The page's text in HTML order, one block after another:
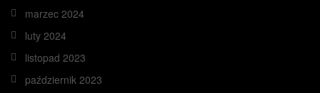
marzec 2024
luty 2024
listopad 2023
październik 2023